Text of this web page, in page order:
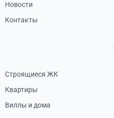
Новости
Контакты
Строящиеся ЖК
Квартиры
Виллы и дома